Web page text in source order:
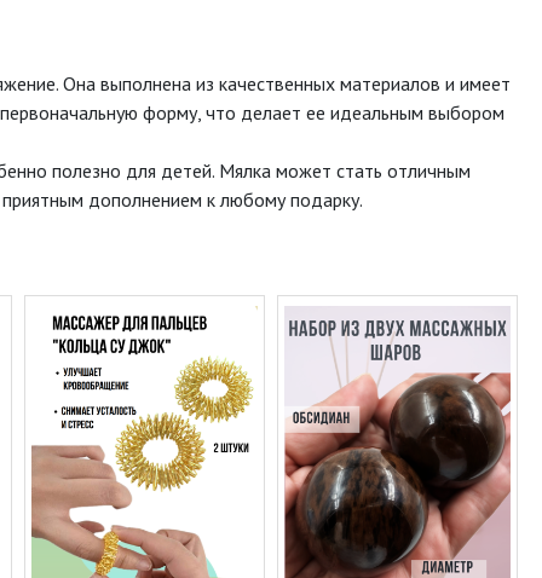
Она выполнена из качественных материалов и имеет
форму, что делает ее идеальным выбором
полезно для детей. Мялка может стать отличным
дополнением к любому подарку.